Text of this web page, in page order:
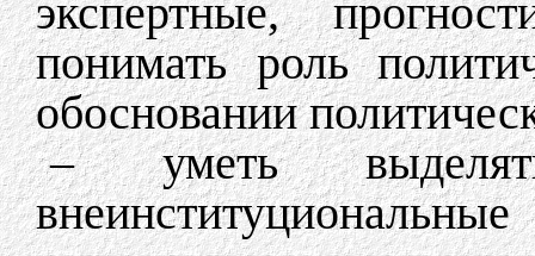
экспертные,
понимать роль
обосновании
– уметь